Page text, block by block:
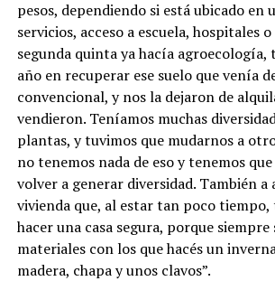
pesos, dependiendo si está ubicado en
servicios, acceso a escuela, hospitales
segunda quinta ya hacía agroecología,
año en recuperar ese suelo que venía
convencional, y nos la dejaron de
vendieron. Teníamos muchas
plantas, y tuvimos que mudarnos a
no tenemos nada de eso y tenemos
volver a generar diversidad. También
vivienda que, al estar tan poco tiempo,
hacer una casa segura, porque
materiales con los que hacés un
madera, chapa y unos clavos”.